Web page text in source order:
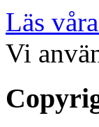
Läs
Vi